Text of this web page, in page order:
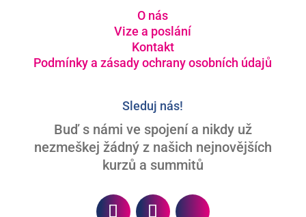
O nás
Vize a poslání
Kontakt
Podmínky a zásady ochrany osobních údajů
Sleduj nás!
Buď s námi ve spojení a nikdy už
nezmeškej žádný z našich nejnovějších
kurzů a summitů